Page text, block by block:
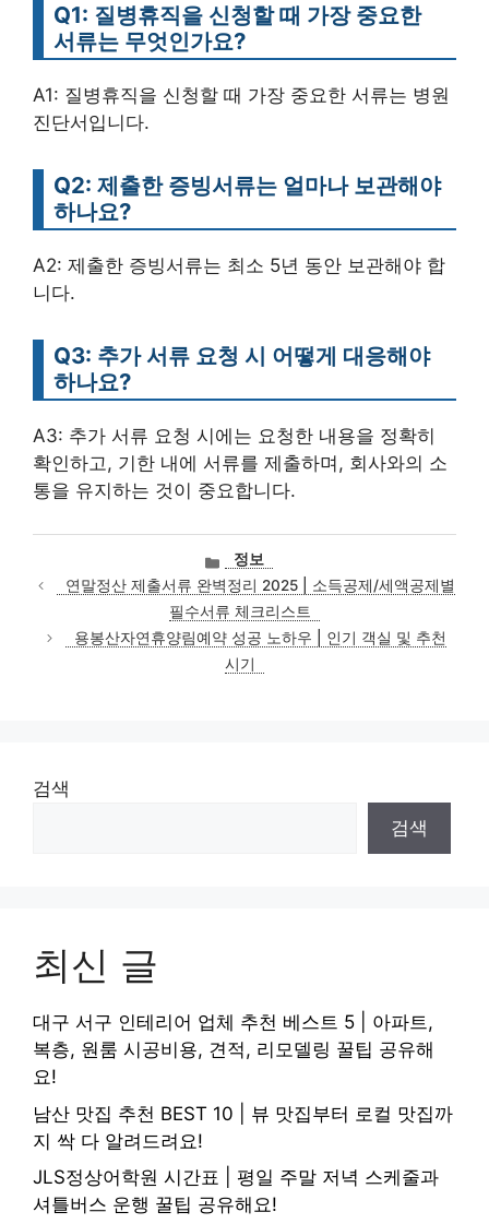
Q1: 질병휴직을 신청할 때 가장 중요한
서류는 무엇인가요?
A1: 질병휴직을 신청할 때 가장 중요한 서류는 병원
진단서입니다.
Q2: 제출한 증빙서류는 얼마나 보관해야
하나요?
A2: 제출한 증빙서류는 최소 5년 동안 보관해야 합
니다.
Q3: 추가 서류 요청 시 어떻게 대응해야
하나요?
A3: 추가 서류 요청 시에는 요청한 내용을 정확히
확인하고, 기한 내에 서류를 제출하며, 회사와의 소
통을 유지하는 것이 중요합니다.
카
테
고
리
정보
연말정산 제출서류 완벽정리 2025 | 소득공제/세액공제별
필수서류 체크리스트
용봉산자연휴양림예약 성공 노하우 | 인기 객실 및 추천
시기
검색
검색
최신 글
대구 서구 인테리어 업체 추천 베스트 5 | 아파트,
복층, 원룸 시공비용, 견적, 리모델링 꿀팁 공유해
요!
남산 맛집 추천 BEST 10 | 뷰 맛집부터 로컬 맛집까
지 싹 다 알려드려요!
JLS정상어학원 시간표 | 평일 주말 저녁 스케줄과
셔틀버스 운행 꿀팁 공유해요!